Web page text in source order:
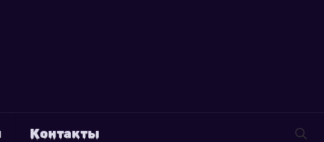
Контакты